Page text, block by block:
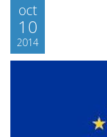
oct
10
2014